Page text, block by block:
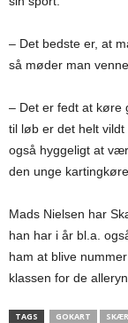
– Det bedste er, at
så møder man
– Det er fedt at
til løb er det helt
også hyggeligt at
den unge
Mads Nielsen har
han har i år bl.a.
ham at blive
klassen for de
TAGS GOKART